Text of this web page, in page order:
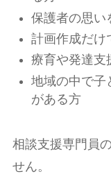
保護者の思い
計画作成だけ
療育や発達支
地域の中で子
がある方
相談支援専門員
せん。